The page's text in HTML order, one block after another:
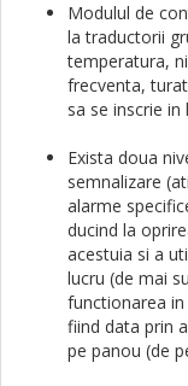
Modulul de
la traductorii
temperatura,
frecventa,
sa se inscrie
Exista doua
semnalizare
alarme
ducind la
acestuia si a
lucru (de mai
functionarea
fiind data prin
pe panou (de